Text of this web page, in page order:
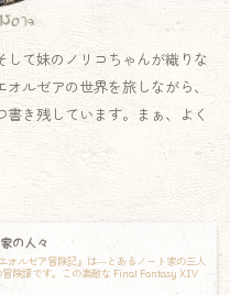
て妹のノリコちゃんが織りな
ルゼアの世界を旅しながら、
き残しています。まぁ、よく
の人々
オルゼア冒険記』は―とあるノート家の三人
冒険譚です。この素敵な Final Fantasy XIV